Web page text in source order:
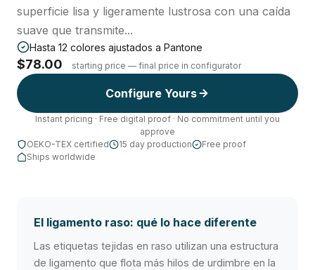
superficie lisa y ligeramente lustrosa con una caída
suave que transmite...
Hasta 12 colores ajustados a Pantone
$78.00 starting price — final price in configurator
Configure Yours
Instant pricing · Free digital proof · No commitment until you
approve
OEKO-TEX certified
15 day production
Free proof
Ships worldwide
El ligamento raso: qué lo hace diferente
Las etiquetas tejidas en raso utilizan una estructura
de ligamento que flota más hilos de urdimbre en la